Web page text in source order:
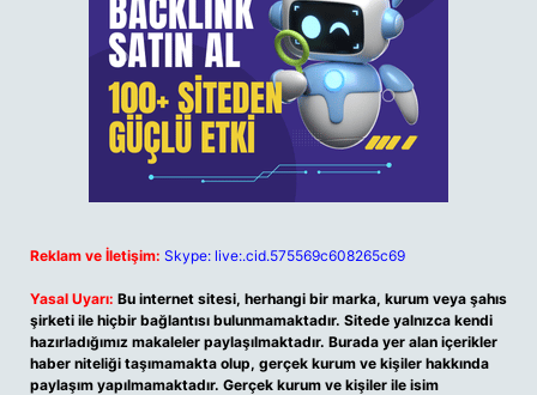
Reklam ve İletişim: Skype: live:.cid.575569c608265c69
Yasal Uyarı: Bu internet sitesi, herhangi bir marka, kurum veya şahıs
şirketi ile hiçbir bağlantısı bulunmamaktadır. Sitede yalnızca kendi
hazırladığımız makaleler paylaşılmaktadır. Burada yer alan içerikler
haber niteliği taşımamakta olup, gerçek kurum ve kişiler hakkında
paylaşım yapılmamaktadır. Gerçek kurum ve kişiler ile isim